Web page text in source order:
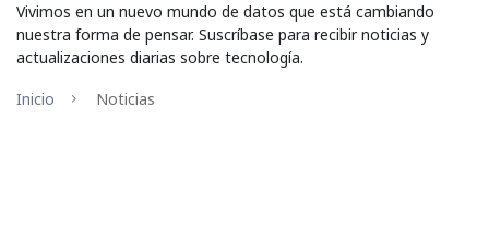
Vivimos en un nuevo mundo de datos que está cambiando
nuestra forma de pensar. Suscríbase para recibir noticias y
actualizaciones diarias sobre tecnología.
Inicio
Noticias